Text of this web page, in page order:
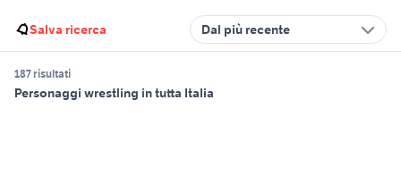
Salva ricerca Dal più recente
187 risultati
Personaggi wrestling in tutta Italia